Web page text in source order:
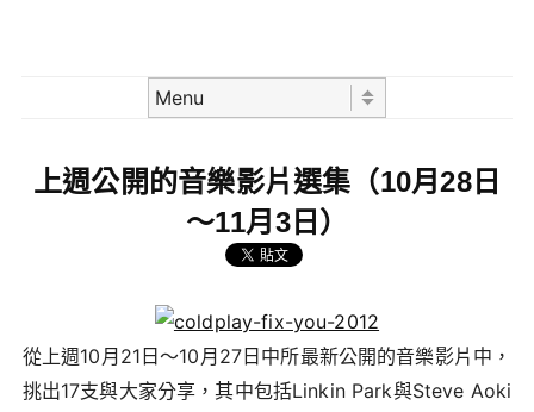
上週公開的音樂影片選集（10月28日
～11月3日）
從上週10月21日～10月27日中所最新公開的音樂影片中，
挑出17支與大家分享，其中包括Linkin Park與Steve Aoki